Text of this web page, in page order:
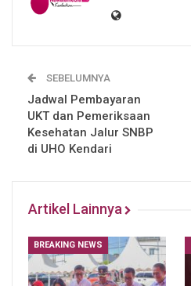
SEBELUMNYA
Jadwal Pembayaran
UKT dan Pemeriksaan
Kesehatan Jalur SNBP
di UHO Kendari
Artikel Lainnya
BREAKING NEWS